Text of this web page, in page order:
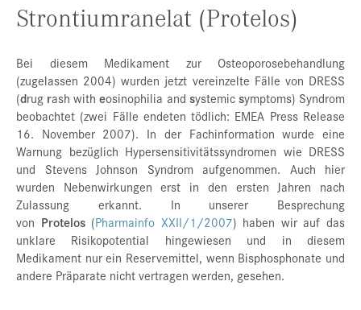
Strontiumranelat (Protelos)
Bei diesem Medikament zur Osteoporosebehandlung
(zugelassen 2004) wurden jetzt vereinzelte Fälle von DRESS
(drug rash witheosinophilia and systemicsymptoms) Syndrom
beobachtet (zwei Fälle endeten tödlich: EMEA Press Release
16. November 2007). In der Fachinformation wurde eine
Warnung bezüglich Hypersensitivitätssyndromen wie DRESS
und Stevens Johnson Syndrom aufgenommen. Auch hier
wurden Nebenwirkungen erst in den ersten Jahren nach
Zulassung erkannt. In unserer Besprechung
von Protelos(Pharmainfo XXII/1/2007) haben wir auf das
unklare Risikopotential hingewiesen und in diesem
Medikament nur ein Reservemittel, wenn Bisphosphonate und
andere Präparate nicht vertragen werden, gesehen.